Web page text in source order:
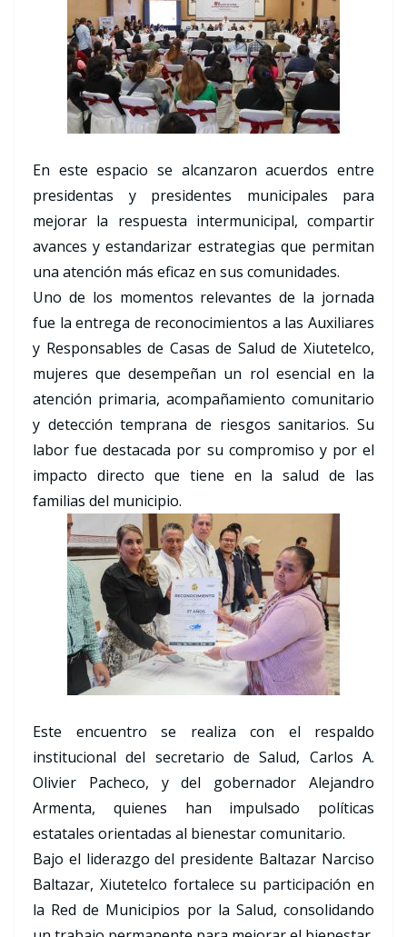
En este espacio se alcanzaron acuerdos entre
presidentas y presidentes municipales para
mejorar la respuesta intermunicipal, compartir
avances y estandarizar estrategias que permitan
una atención más eficaz en sus comunidades.
Uno de los momentos relevantes de la jornada
fue la entrega de reconocimientos a las Auxiliares
y Responsables de Casas de Salud de Xiutetelco,
mujeres que desempeñan un rol esencial en la
atención primaria, acompañamiento comunitario
y detección temprana de riesgos sanitarios. Su
labor fue destacada por su compromiso y por el
impacto directo que tiene en la salud de las
familias del municipio.
Este encuentro se realiza con el respaldo
institucional del secretario de Salud, Carlos A.
Olivier Pacheco, y del gobernador Alejandro
Armenta, quienes han impulsado políticas
estatales orientadas al bienestar comunitario.
Bajo el liderazgo del presidente Baltazar Narciso
Baltazar, Xiutetelco fortalece su participación en
la Red de Municipios por la Salud, consolidando